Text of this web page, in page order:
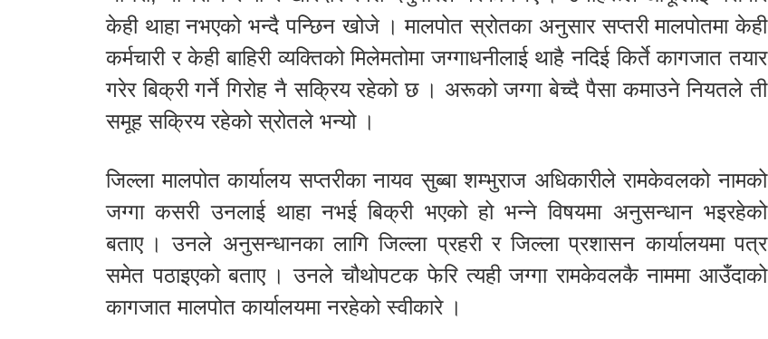
केही थाहा नभएको भन्दै पन्छिन खोजे । मालपोत स्रोतका अनुसार सप्तरी मालपोतमा केही
कर्मचारी र केही बाहिरी व्यक्तिको मिलेमतोमा जग्गाधनीलाई थाहै नदिई किर्ते कागजात तयार
गरेर बिक्री गर्ने गिरोह नै सक्रिय रहेको छ । अरूको जग्गा बेच्दै पैसा कमाउने नियतले ती
समूह सक्रिय रहेको स्रोतले भन्यो ।
जिल्ला मालपोत कार्यालय सप्तरीका नायव सुब्बा शम्भुराज अधिकारीले रामकेवलको नामको
जग्गा कसरी उनलाई थाहा नभई बिक्री भएको हो भन्ने विषयमा अनुसन्धान भइरहेको
बताए । उनले अनुसन्धानका लागि जिल्ला प्रहरी र जिल्ला प्रशासन कार्यालयमा पत्र
समेत पठाइएको बताए । उनले चौथोपटक फेरि त्यही जग्गा रामकेवलकै नाममा आउँदाको
कागजात मालपोत कार्यालयमा नरहेको स्वीकारे ।